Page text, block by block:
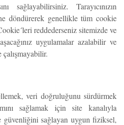
sağlayabilirsiniz. Tarayıcınızın
döndürerek genellikle tüm cookie
reddederseniz sitemizde ve
uygulamalar azalabilir ve
veri doğruluğunu sürdürmek
sağlamak için site kanalıyla
sağlayan uygun fiziksel,